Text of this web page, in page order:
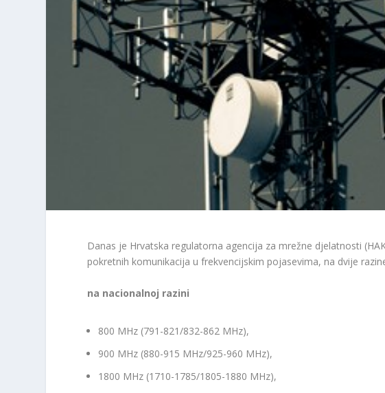
Danas je Hrvatska regulatorna agencija za mrežne djelatnosti
pokretnih komunikacija u frekvencijskim pojasevima, na dvije
na nacionalnoj razini
800 MHz (791-821/832-862 MHz),
900 MHz (880-915 MHz/925-960 MHz),
1800 MHz (1710-1785/1805-1880 MHz),